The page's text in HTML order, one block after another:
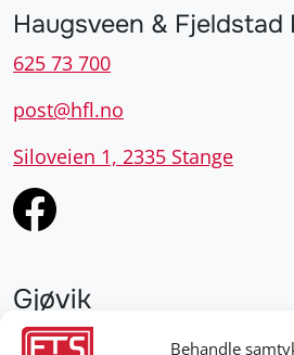
Behandle
Haugsveen & Fjeldstad
625 73 700
post@hfl.no
Siloveien 1, 2335 Stange
Gjøvik
952 28 000